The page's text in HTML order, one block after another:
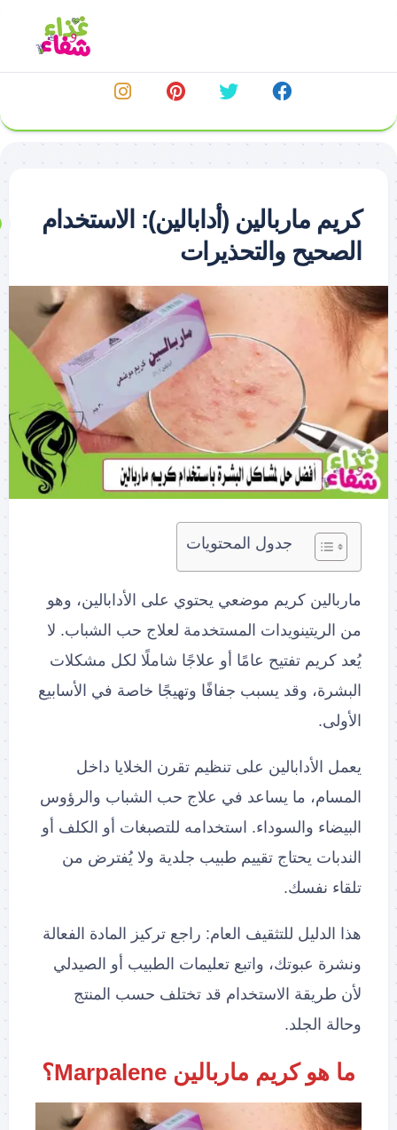
كريم ماربالين (أدابالين): الاستخدام
الصحيح والتحذيرات
جدول المحتويات
ماربالين كريم موضعي يحتوي على الأدابالين، وهو
من الريتينويدات المستخدمة لعلاج حب الشباب. لا
يُعد كريم تفتيح عامًا أو علاجًا شاملًا لكل مشكلات
البشرة، وقد يسبب جفافًا وتهيجًا خاصة في الأسابيع
الأولى.
يعمل الأدابالين على تنظيم تقرن الخلايا داخل
المسام، ما يساعد في علاج حب الشباب والرؤوس
البيضاء والسوداء. استخدامه للتصبغات أو الكلف أو
الندبات يحتاج تقييم طبيب جلدية ولا يُفترض من
تلقاء نفسك.
هذا الدليل للتثقيف العام: راجع تركيز المادة الفعالة
ونشرة عبوتك، واتبع تعليمات الطبيب أو الصيدلي
لأن طريقة الاستخدام قد تختلف حسب المنتج
وحالة الجلد.
ما هو كريم ماربالين Marpalene؟